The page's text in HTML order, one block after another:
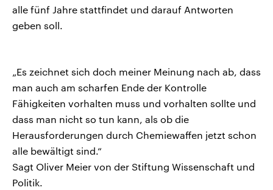
alle fünf Jahre stattfindet und darauf Antworten
geben soll.
„Es zeichnet sich doch meiner Meinung nach ab, dass
man auch am scharfen Ende der Kontrolle
Fähigkeiten vorhalten muss und vorhalten sollte und
dass man nicht so tun kann, als ob die
Herausforderungen durch Chemiewaffen jetzt schon
alle bewältigt sind.“
Sagt Oliver Meier von der Stiftung Wissenschaft und
Politik.